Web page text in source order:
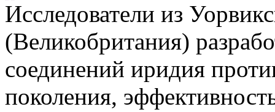
Исследователи из
(Великобритания)
соединений иридия
поколения,